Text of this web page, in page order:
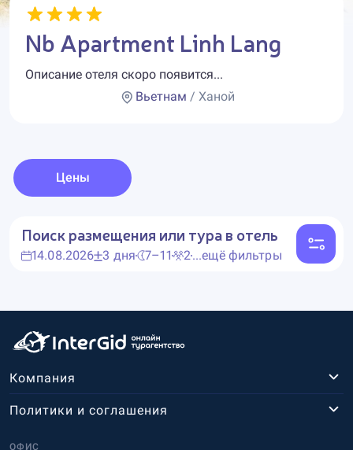
Nb Apartment Linh Lang
Описание отеля скоро появится...
Вьетнам / Ханой
Цены
Поиск размещения или тура в отель
14.08.2026 3 дня 7–11 2...ещё фильтры
Компания
ОФИС
Политики и соглашения